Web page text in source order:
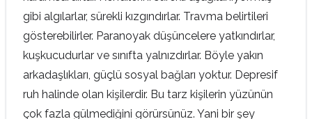
gibi algılarlar, sürekli kızgındırlar. Travma belirtileri
gösterebilirler. Paranoyak düşüncelere yatkındırlar,
kuşkucudurlar ve sınıfta yalnızdırlar. Böyle yakın
arkadaşlıkları, güçlü sosyal bağları yoktur. Depresif
ruh halinde olan kişilerdir. Bu tarz kişilerin yüzünün
çok fazla gülmediğini görürsünüz. Yani bir şey